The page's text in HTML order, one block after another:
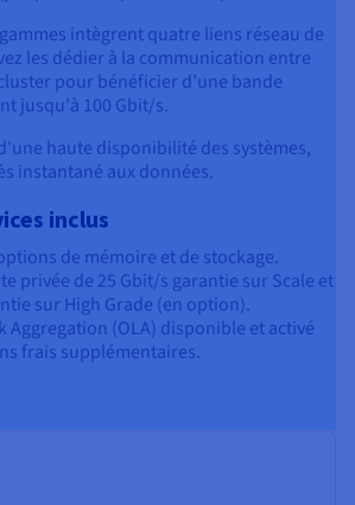
intègrent quatre liens réseau de
les dédier à la communication entre
pour bénéficier d’une bande
jusqu'à 100 Gbit/s.
haute disponibilité des systèmes,
instantané aux données.
inclus
de mémoire et de stockage.
privée de 25 Gbit/s garantie sur Scale et
sur High Grade (en option).
Aggregation (OLA) disponible et activé
frais supplémentaires.